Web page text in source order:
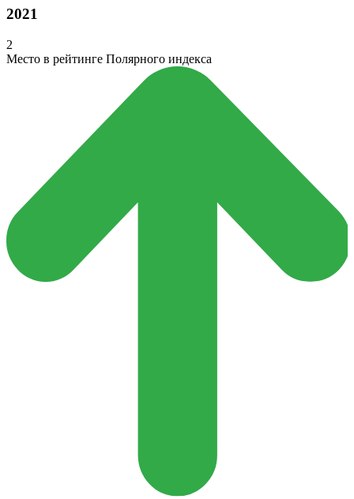
2021
2
Место в рейтинге Полярного индекса